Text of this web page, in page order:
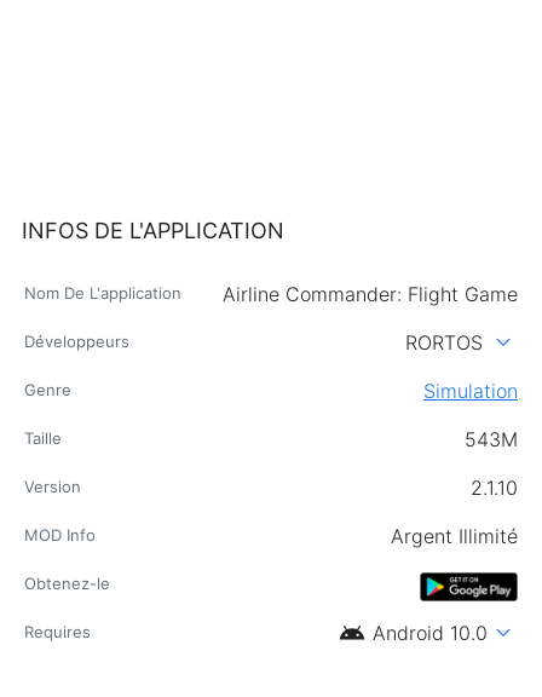
INFOS DE L'APPLICATION
Nom De L'application Airline Commander: Flight Game
Développeurs RORTOS expand_more
Genre Simulation
Taille 543M
Version 2.1.10
MOD Info Argent Illimité
Obtenez-le
Requires android Android 10.0 expand_more